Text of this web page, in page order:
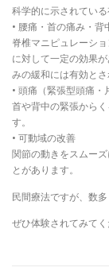
科学的に示されてい
• 腰痛・首の痛み・背
脊椎マニピュレーシ
に対して一定の効果
みの緩和には有効とさ
• 頭痛（緊張型頭痛・
首や背中の緊張から
す。
• 可動域の改善
関節の動きをスムー
とがあります。
民間療法ですが、数
ぜひ体験されてみてく